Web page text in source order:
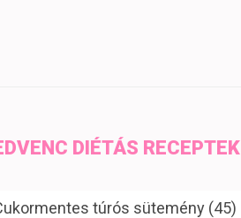
DIÉTÁS RECEPTEK
túrós sütemény(45)